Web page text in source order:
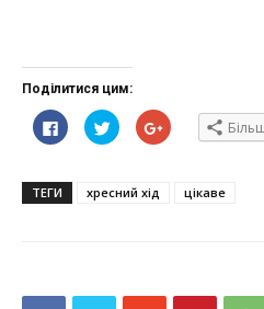
Поділитися цим:
Click
to
share
у
новому
Click
to
share
у
новому
Click
to
(Відкривається
ТЕГИ хресний хід цікаве